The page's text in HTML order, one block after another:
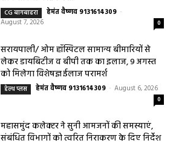
CG बागबाहरा हेमंत वैष्णव 9131614309 -
August 7, 2026
0
सरायपाली/ ओम हॉस्पिटल सामान्य बीमारियों से
लेकर डायबिटीज व बीपी तक का इलाज, 9 अगस्त
को मिलेगा विशेषज्ञ ईलाज परामर्श
हेल्थ प्लस हेमंत वैष्णव 9131614309 - August 6, 2026
0
महासमुंद कलेक्टर ने सुनी आमजनों की समस्याएं,
संबंधित विभागों को त्वरित निराकरण के दिए निर्देश